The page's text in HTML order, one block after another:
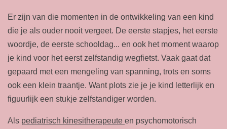
Er zijn van die momenten in de ontwikkeling van een kind
die je als ouder nooit vergeet. De eerste stapjes, het eerste
woordje, de eerste schooldag... en ook het moment waarop
je kind voor het eerst zelfstandig wegfietst. Vaak gaat dat
gepaard met een mengeling van spanning, trots en soms
ook een klein traantje. Want plots zie je je kind letterlijk en
figuurlijk een stukje zelfstandiger worden.
Als pediatrisch kinesitherapeute en psychomotorisch